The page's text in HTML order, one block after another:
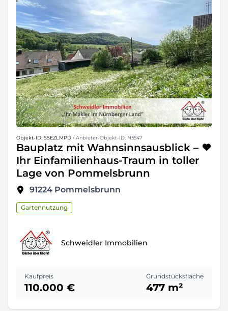
Objekt-ID: SSEZLMPD / Anbieter-Objekt-ID: N5547
Bauplatz mit Wahnsinnsausblick –
Ihr Einfamilienhaus-Traum in toller
Lage von Pommelsbrunn
91224 Pommelsbrunn
Gartennutzung
Schweidler Immobilien
Kaufpreis
110.000 €
Grundstücksfläche
477 m²